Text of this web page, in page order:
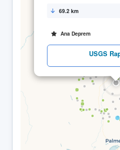
69.2 km
Ana Deprem
USGS